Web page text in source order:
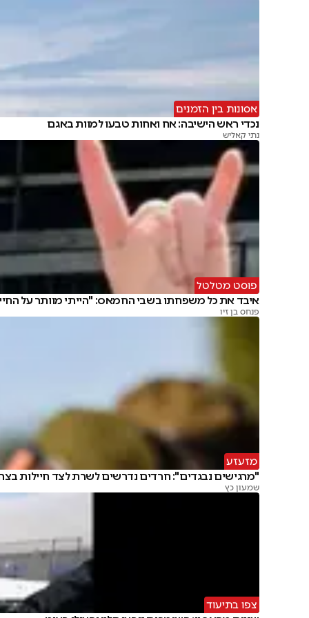
אסונות בין הזמנים
נכדי ראש הישיבה: אח ואחות טבעו למוות באגם
נתי קאליש
פוסט מטלטל
איבד את כל משפחתו בשבי החמאס: "הייתי מוותר על
פנחס בן זיו
מזעזע
"מרגישים נבגדים": חרדים נדרשים לשרת לצד חיילות
שמעון כץ
צפו בתיעוד